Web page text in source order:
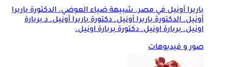
باربرا أونيل في مصر. شبيهة ضياء العوضي. الدكتورة باربرا
أونيل. الدكتورة باربرا أونيل. دكتورة باربرا أونيل. د بربارة
اونيل. بربارة اونيل. دكتورة بربارة اونيل.
صور و فيديوهات